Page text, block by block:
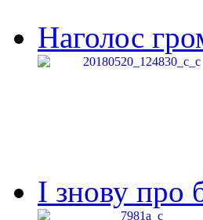
Наголос
І знову про